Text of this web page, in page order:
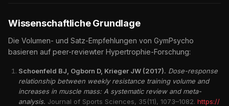
Wissenschaftliche Grundlage
Die Volumen- und Satz-Empfehlungen von GymPsycho
basieren auf peer-reviewter Hypertrophie-Forschung:
Schoenfeld BJ, Ogborn D, Krieger JW (2017). Dose-response
relationship between weekly resistance training volume and
increases in muscle mass: A systematic review and meta-
analysis. Journal of Sports Sciences, 35(11), 1073–1082. https://